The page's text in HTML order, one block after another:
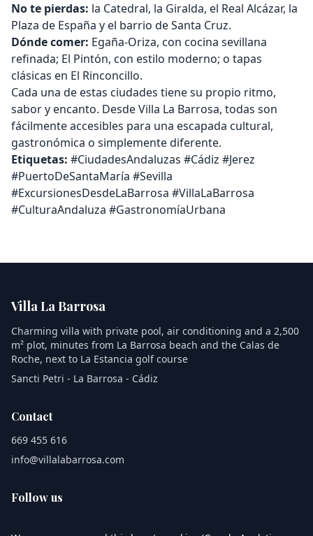
No te pierdas: la Catedral, la Giralda, el Real Alcázar, la
Plaza de España y el barrio de Santa Cruz.
Dónde comer: Egaña-Oriza, con cocina sevillana
refinada; El Pintón, con estilo moderno; o tapas
clásicas en El Rinconcillo.
Cada una de estas ciudades tiene su propio ritmo,
sabor y encanto. Desde Villa La Barrosa, todas son
fácilmente accesibles para una escapada cultural,
gastronómica o simplemente diferente.
Etiquetas: #CiudadesAndaluzas #Cádiz #Jerez
#PuertoDeSantaMaría #Sevilla
#ExcursionesDesdeLaBarrosa #VillaLaBarrosa
#CulturaAndaluza #GastronomíaUrbana
Villa La Barrosa
Charming villa with private pool, air conditioning and a 2,500
m² plot, minutes from La Barrosa beach and the Calas de
Roche, next to La Estancia golf course
Sancti Petri - La Barrosa - Cádiz
Contact
669 455 616
info@villalabarrosa.com
Follow us